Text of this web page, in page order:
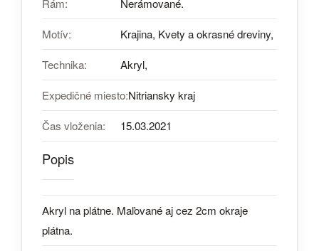
Rám: Nerámované.
Motív: Krajina, Kvety a okrasné dreviny,
Technika: Akryl,
Expedičné miesto:Nitriansky kraj
Čas vloženia: 15.03.2021
Popis
Akryl na plátne. Maľované aj cez 2cm okraje
plátna.